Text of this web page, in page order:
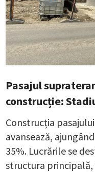
Pasajul
construcție:
Construcția
avansează,
35%. Lucrările se
structura